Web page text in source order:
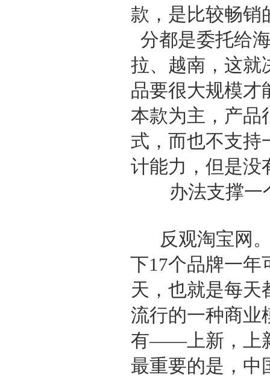
款，是比较畅销
分都是委托给
拉、越南，这就
品要很大规模才
本款为主，产品
式，而也不支持
计能力，但是没
办法支撑一
反观淘宝网。
下17个品牌一年
天，也就是每天
流行的一种商业
有——上新，上
最重要的是，中